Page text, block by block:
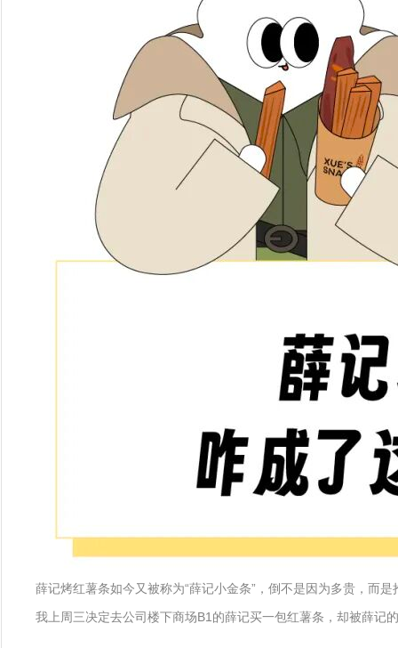
薛记烤红薯条如今又被称为“薛记小金条”，倒不是因为多贵，而
我上周三决定去公司楼下商场B1的薛记买一包红薯条，却被薛记